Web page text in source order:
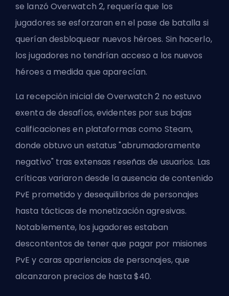
se lanzó Overwatch 2, requería que los
jugadores se esforzaran en el pase de batalla si
querían desbloquear nuevos héroes. Sin hacerlo,
los jugadores no tendrían acceso a los nuevos
héroes a medida que aparecían.
La recepción inicial de Overwatch 2 no estuvo
exenta de desafíos, evidentes por sus bajas
calificaciones en plataformas como Steam,
donde obtuvo un estatus "abrumadoramente
negativo" tras extensas reseñas de usuarios. Las
críticas variaron desde la ausencia de contenido
PvE prometido y desequilibrios de personajes
hasta tácticas de monetización agresivas.
Notablemente, los jugadores estaban
descontentos de tener que pagar por misiones
PvE y caras apariencias de personajes, que
alcanzaron precios de hasta $40.